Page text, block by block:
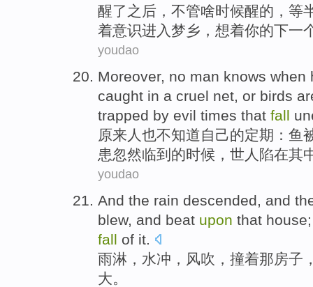
醒了之后， 不管啥时候醒的，等
着意识进入梦乡 ， 想着你的下一
youdao
Moreover, no man knows when
caught in a cruel net, or birds
trapped by evil times that fall
原来人 也不知道 自己的定期： 鱼
患忽然临到的时候 ， 世人 陷在其
youdao
And the rain descended, and
blew, and beat upon that house
fall of it.
雨淋，水冲， 风吹 ，撞着那房子
大。